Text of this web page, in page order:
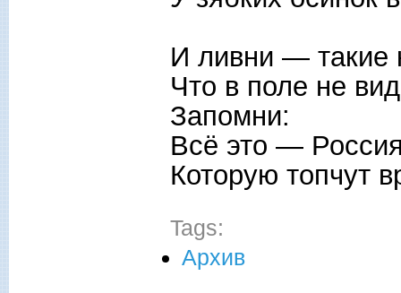
И ливни — такие
Что в поле не
Запомни:
Всё это —
Которую топчут
Tags:
Архив